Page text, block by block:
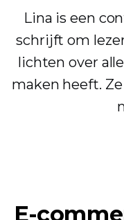
Lina is een
schrijft om
lichten over
maken heeft.
E-